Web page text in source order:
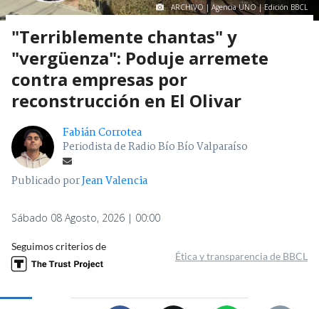
ARCHIVO | Agencia UNO | Edición BBCL
"Terriblemente chantas" y
"vergüenza": Poduje arremete
contra empresas por
reconstrucción en El Olivar
Fabián Corrotea
Periodista de Radio Bío Bío Valparaíso
Publicado porJean Valencia
Sábado 08 Agosto, 2026 | 00:00
Seguimos criterios de
Ética y transparencia de BBCL